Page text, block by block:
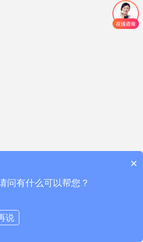
×
问有什么可以帮您？
说